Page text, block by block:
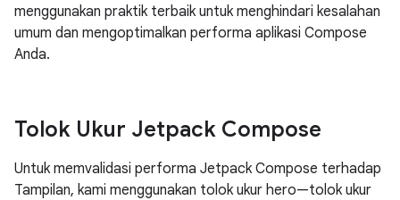
menggunakan praktik terbaik untuk menghindari kesalahan
umum dan mengoptimalkan performa aplikasi Compose
Anda.
Tolok Ukur Jetpack Compose
Untuk memvalidasi performa Jetpack Compose terhadap
Tampilan, kami menggunakan tolok ukur hero—tolok ukur